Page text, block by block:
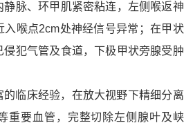
脉、环甲肌紧密粘连，左侧喉返神
入喉点2cm处神经信号异常；在甲状
侵犯气管及食道，下极甲状旁腺受肿
的临床经验，在放大视野下精细分离
重要血管，完整切除左侧腺叶及峡